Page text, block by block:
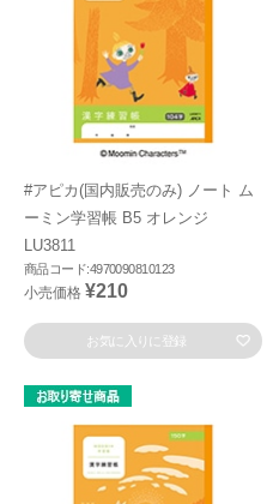
#アピカ(国内販売のみ) ノート ム
ーミン学習帳 B5 オレンジ
LU3811
商品コード:4970090810123
小売価格 ¥210
お気に入りに登録